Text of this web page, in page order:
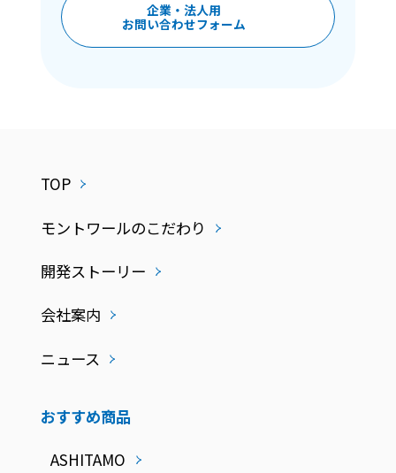
企業・法人用
お問い合わせフォーム
TOP
モントワールのこだわり
開発ストーリー
会社案内
ニュース
おすすめ商品
ASHITAMO